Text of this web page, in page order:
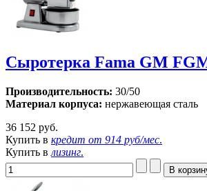
Сыротерка Fama GM
Производительность: 30/50
Материал корпуса: нержавеющая сталь
36 152 руб.
Купить в кредит от 914 руб/мес.
Купить в лизинг.